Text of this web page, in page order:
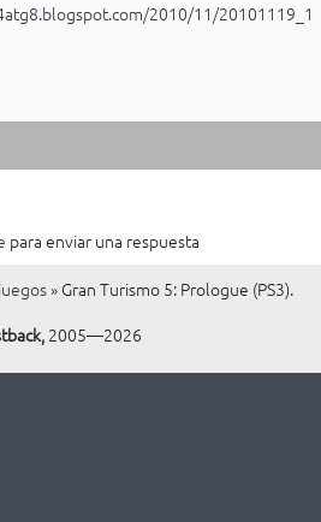
2010/11/
para enviar una respuesta
» Gran Turismo 5: Prologue (PS3).
2005—2026